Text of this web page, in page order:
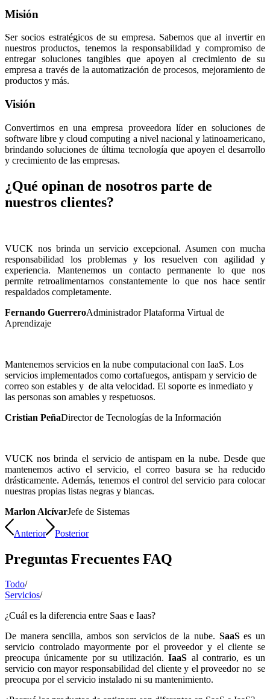
Misión
Ser socios estratégicos de su empresa. Sabemos que al invertir en
nuestros productos, tenemos la responsabilidad y compromiso de
entregar soluciones tangibles que apoyen al crecimiento de su
empresa a través de la automatización de procesos, mejoramiento de
productos y más.
Visión
Convertirnos en una empresa proveedora líder en soluciones de
software libre y cloud computing a nivel nacional y latinoamericano,
brindando soluciones de última tecnología que apoyen el desarrollo
y crecimiento de las empresas.
¿Qué opinan de nosotros parte de
nuestros clientes?
VUCK nos brinda un servicio excepcional. Asumen con mucha
responsabilidad los problemas y los resuelven con agilidad y
experiencia. Mantenemos un contacto permanente lo que nos
permite retroalimentarnos constantemente lo que nos hace sentir
respaldados completamente.
Fernando GuerreroAdministrador Plataforma Virtual de
Aprendizaje
Mantenemos servicios en la nube computacional con IaaS. Los
servicios implementados como cortafuegos, antispam y servicio de
correo son estables y de alta velocidad. El soporte es inmediato y
las personas son amables y respetuosos.
Cristian PeñaDirector de Tecnologías de la Información
VUCK nos brinda el servicio de antispam en la nube. Desde que
mantenemos activo el servicio, el correo basura se ha reducido
drásticamente. Además, tenemos el control del servicio para colocar
nuestras propias listas negras y blancas.
Marlon AlcívarJefe de Sistemas
Anterior Posterior
Preguntas Frecuentes FAQ
Todo/
Servicios/
¿Cuál es la diferencia entre Saas e Iaas?
De manera sencilla, ambos son servicios de la nube. SaaSes un
servicio controlado mayormente por el proveedor y el cliente se
preocupa únicamente por su utilización.IaaS al contrario, es un
servicio con mayor responsabilidad del cliente y el proveedor no se
preocupa por el servicio instalado ni su mantenimiento.